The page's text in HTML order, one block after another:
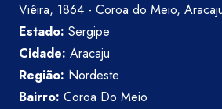
Viêira, 1864 - Coroa do Meio,
Estado: Sergipe
Cidade: Aracaju
Região: Nordeste
Bairro: Coroa Do Meio